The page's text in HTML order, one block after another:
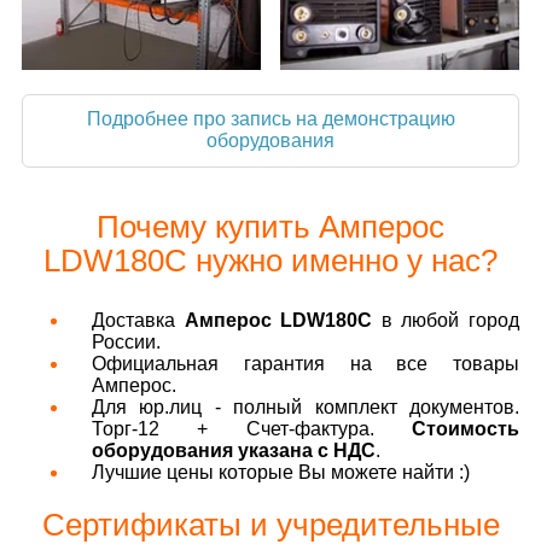
Подробнее про запись на демонстрацию
оборудования
Почему купить Амперос
LDW180С нужно именно у нас?
Доставка Амперос LDW180С в любой город
России.
Официальная гарантия на все товары
Амперос.
Для юр.лиц - полный комплект документов.
Торг-12 + Счет-фактура. Стоимость
оборудования указана с НДС.
Лучшие цены которые Вы можете найти :)
Сертификаты и учредительные